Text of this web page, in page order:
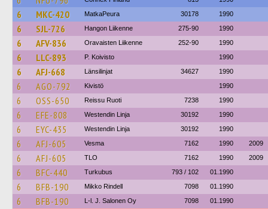
6 MKC-420 MatkaPeura 30178 1990
6 SJL-726 Hangon Liikenne 275-90 1990
6 AFV-836 Oravaisten Liikenne 252-90 1990
6 LLC-893 P. Koivisto 1990
6 AFJ-668 Länsilinjat 34627 1990
6 AGO-792 Kivistö 1990
6 OSS-650 Reissu Ruoti 7238 1990
6 EFE-808 Westendin Linja 30192 1990
6 EYC-435 Westendin Linja 30192 1990
6 AFJ-605 Vesma 7162 1990 2009
6 AFJ-605 TLO 7162 1990 2009
6 BFC-440 Turkubus 793 / 102 01.1990
6 BFB-190 Mikko Rindell 7098 01.1990
6 BFB-190 L-l. J. Salonen Oy 7098 01.1990